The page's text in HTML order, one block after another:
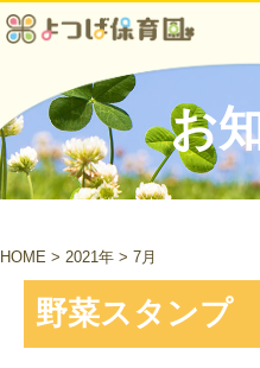
お
HOME > 2021年 > 7月
野菜スタンプ